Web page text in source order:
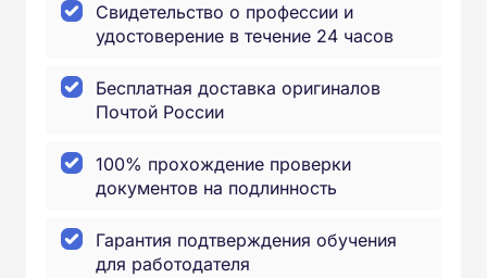
Свидетельство о профессии и
удостоверение в течение 24 часов
Бесплатная доставка оригиналов
Почтой России
100% прохождение проверки
документов на подлинность
Гарантия подтверждения обучения
для работодателя